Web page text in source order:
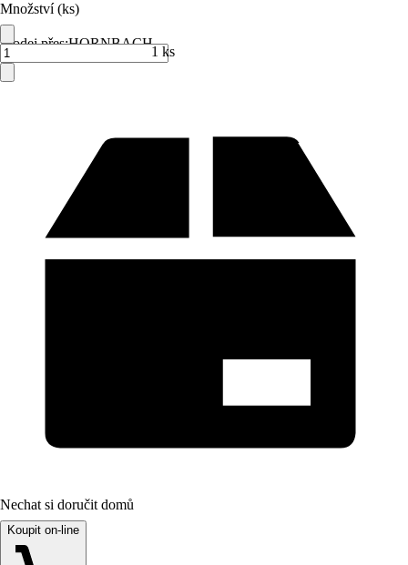
Prodej přes:HORNBACH
Množství (ks)
1 ks
Nechat si doručit domů
Koupit on-line